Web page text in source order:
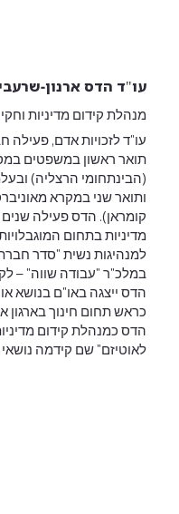
עו"ד הדס ארנון-
מנהלת קידום מדיניות
עו"ד לזכויות אדם,
תואר ראשון במשפטים
(הבינתחומי הרצליה)
ותואר שני במקרא
קומראן). הדס פעילה
מדיניות בתחום
למנהיגות נשית "סדר
במלכ"ר "עבודה שווה" –
הדס ייצגה באו"ם בנושא
כראש תחום חינוך
הדס כמנהלת קידום
לאוטיזם" שם קידמה